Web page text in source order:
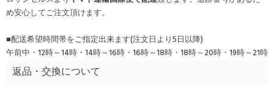
め安心してご注文頂けます。
■配送希望時間帯をご指定出来ます(注文日より5日以降)
午前中・12時～14時・14時～16時・16時～18時・18時～20時・19時～21時
返品・交換について